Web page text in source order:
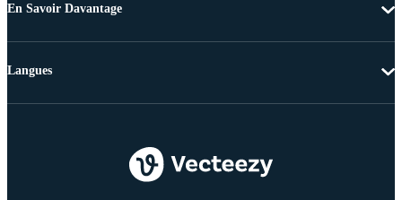
En Savoir Davantage
Langues